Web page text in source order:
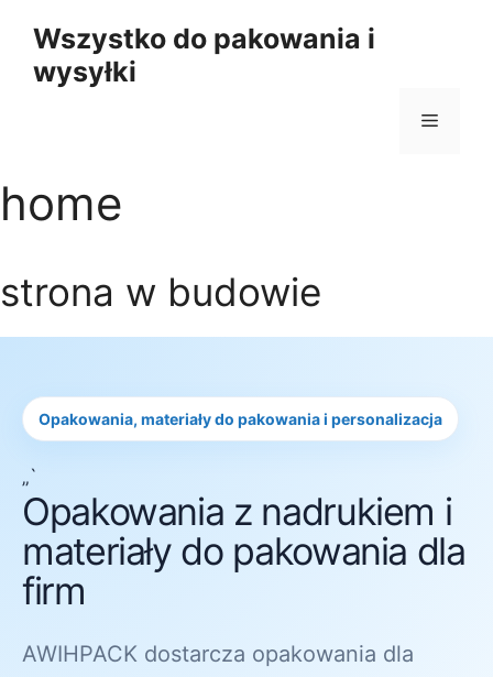
treści
Wszystko do pakowania i
wysyłki
Menu
home
strona w budowie
Opakowania, materiały do pakowania i personalizacja
„`
Opakowania z nadrukiem i
materiały do pakowania dla
firm
AWIHPACK dostarcza opakowania dla